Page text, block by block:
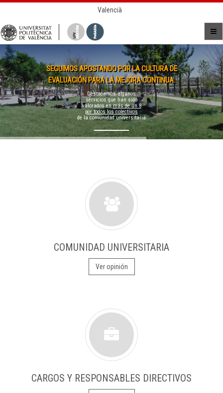
Valencià
SEGUIMOS APOSTANDO POR LA CULTURA DE
EVALUACIÓN PARA LA MEJORA CONTINUA.
Destacamos algunos
servicios que han sido
valorados enmás de un 8
por todos los colectivos
de la comunidad universitaria
COMUNIDAD UNIVERSITARIA
Ver opinión
CARGOS Y RESPONSABLES DIRECTIVOS